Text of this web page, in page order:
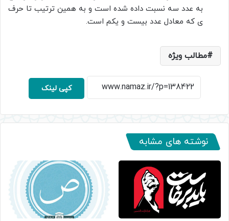
به عدد سه نسبت داده شده است و به همین ترتیب تا حرف
ی که معادل عدد بیست و یکم است.
مطالب ویژه
کپی لینک
نوشته های مشابه